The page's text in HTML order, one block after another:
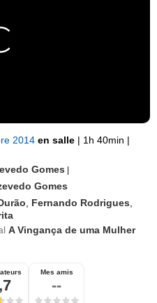
2014en salle | 1h 40min |
Gomes |
Gomes
Fernando Rodrigues
A Vingança de uma Mulher
Mes amis
--